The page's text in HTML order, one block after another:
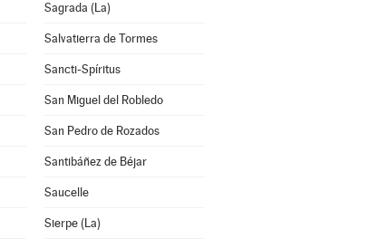
Sagrada (La)
Salvatierra de Tormes
Sancti-Spíritus
San Miguel del Robledo
San Pedro de Rozados
Santibáñez de Béjar
Saucelle
Sierpe (La)